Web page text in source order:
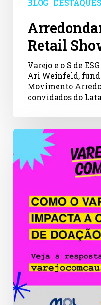
BLOG DESTAQUES
Retail
Varejo e o S de
Ari Weinfeld,
Movimento
convidados do
Pesquisa
Varejo
com